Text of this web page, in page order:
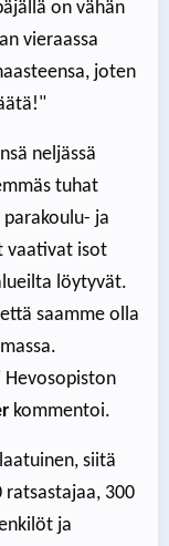
on vähän
vieraassa
joten
neljässä
tuhat
ja
vaativat isot
löytyvät.
saamme olla
kommentoi.
siitä
ratsastajaa, 300
ja